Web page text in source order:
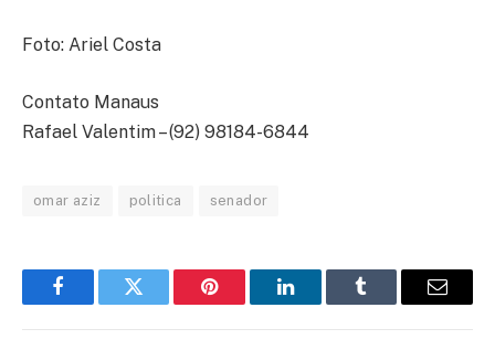
Foto: Ariel Costa
Contato Manaus
Rafael Valentim – (92) 98184-6844
omar aziz politica senador
FacebookTwitter Pinterest LinkedInTumblr Email